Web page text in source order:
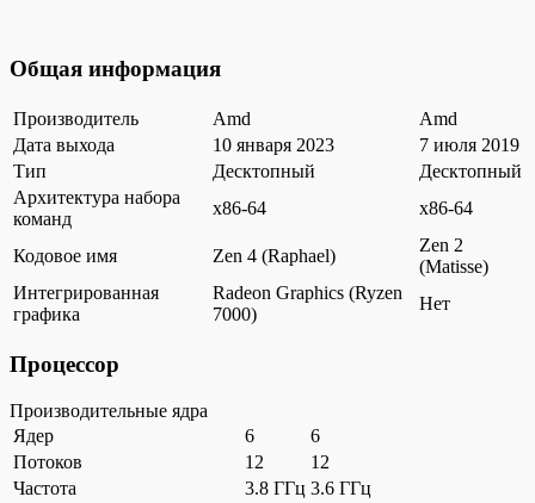
Общая информация
Производитель Amd
Amd
Дата выхода
10 января 2023
7 июля 2019
Тип
Десктопный
Десктопный
Архитектура набора
команд
x86-64 x86-64
Кодовое имя Zen 4 (Raphael)
Zen 2
(Matisse)
Интегрированная
графика
Radeon Graphics (Ryzen
7000)
Нет
Процессор
Производительные ядра
Ядер
6
6
Потоков
12
12
Частота
3.8 ГГц 3.6 ГГц